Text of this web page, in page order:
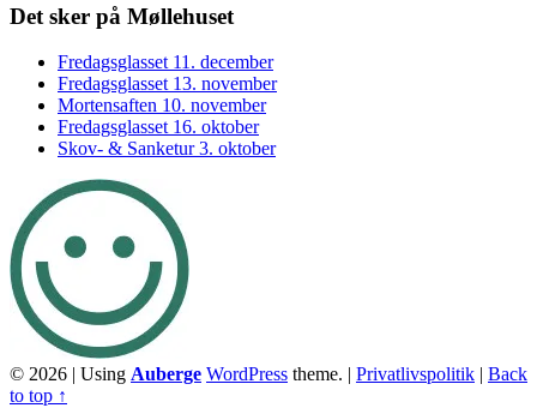
Footer
sidebar
Det sker på Møllehuset
Fredagsglasset 11. december
Fredagsglasset 13. november
Mortensaften 10. november
Fredagsglasset 16. oktober
Skov- & Sanketur 3. oktober
© 2026 | Using Auberge WordPress theme. | Privatlivspolitik | Back
to top ↑